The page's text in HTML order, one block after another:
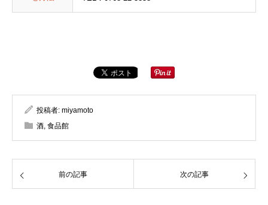
投稿者: miyamoto
酒, 食品館
前の記事 次の記事